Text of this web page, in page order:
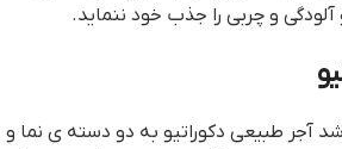
و چربی را جذب خود ننماید.
آجر طبیعی دکوراتیو به دو دسته ی نما و